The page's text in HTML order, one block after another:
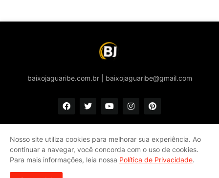
baixojaguaribe.com.br | baixojaguaribe@gmail.com
Início Quem somos
Política de privacidade e Cookies
Fale conosco
Nosso site utiliza cookies para melhorar sua experiência. Ao
continuar a navegar, você concorda com o uso de cookies.
Para mais informações, leia nossa Política de Privacidade.